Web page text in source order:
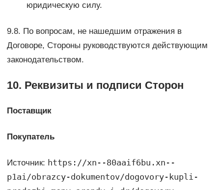
юридическую силу.
9.8. По вопросам, не нашедшим отражения в
Договоре, Стороны руководствуются действующим
законодательством.
10. Реквизиты и подписи Сторон
Поставщик
Покупатель
Источник: https://xn--80aaif6bu.xn--
p1ai/obrazcy-dokumentov/dogovory-kupli-